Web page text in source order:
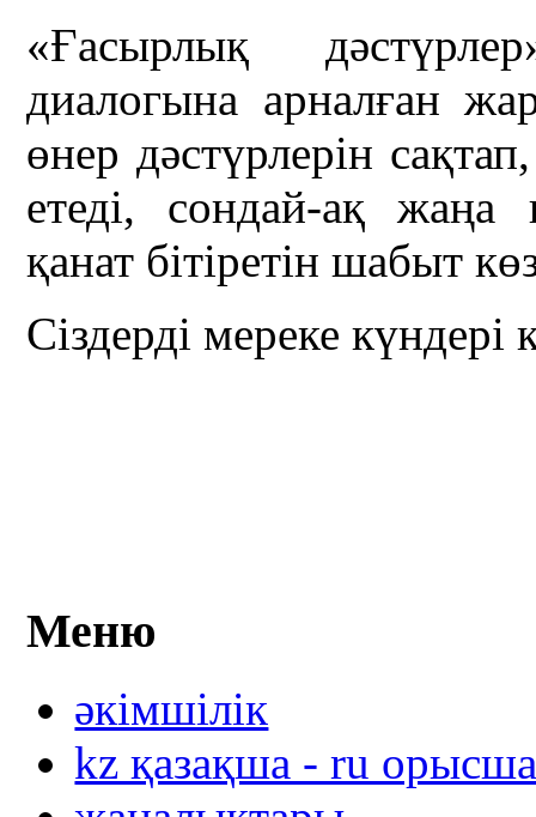
«Ғасырлық
диалогына арналған
өнер дәстүрлерін
етеді, сондай-ақ жаңа
қанат бітіретін шабыт
Сіздерді мереке күндері
Меню
әкімшілік
kz қазақша - ru